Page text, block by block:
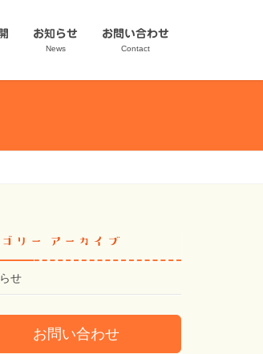
お知らせ
News
お問い合わせ
Contact
リー アーカイブ
せ
お問い合わせ